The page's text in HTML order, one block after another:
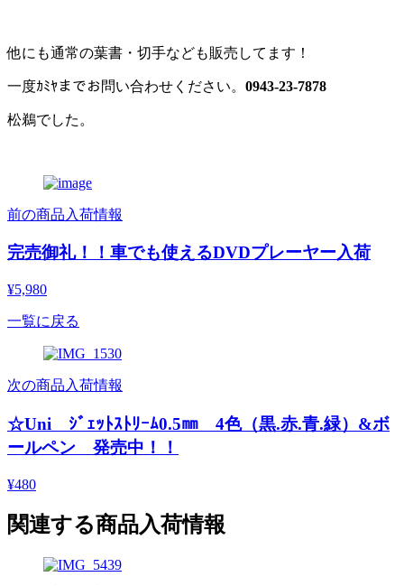
他にも通常の葉書・切手なども販売してます！
一度ｶﾐﾔまでお問い合わせください。 0943-23-7878
松鵜でした。
前の商品入荷情報
完売御礼！！車でも使えるDVDプレーヤー入荷
¥5,980
一覧に戻る
次の商品入荷情報
☆Uni ｼﾞｪｯﾄｽﾄﾘｰﾑ0.5㎜ 4色（黒.赤.青.緑）&ボ
ールペン 発売中！！
¥480
関連する商品入荷情報